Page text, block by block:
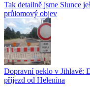
Tak detailně jsme Slunce
průlomový objev
Dopravní peklo v Jihlavě:
příjezd od Helenína